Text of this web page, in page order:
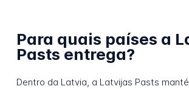
Para quais países a
Pasts entrega?
Dentro da Latvia, a Latvijas Pasts